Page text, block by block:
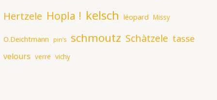
Hertzele Hopla ! kelsch léopard Missy
O.Deichtmann pin’s schmoutz Schàtzele tasse
velours verre vichy